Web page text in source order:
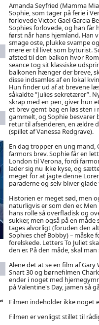
Amanda Seyfried (Mamma
Sophie, som tager på ferie i
forlovede Victor. Gael Garcia
Sophies forlovede, og han
først når hans hjemland. Han
smage oste, plukke svampe
mere er til livet som byturist.
afsted til den balkon hvor
seance tog sit klassiske
balkonen hænger der breve,
disse indsamles af en lokal
Hun finder ud af at brevene
såkaldte ”Julies sekretærer”.
skrap med en pen, giver hun
et brev gemt bag en løs sten i
gammelt, og Sophie besvarer
retur til afsenderen, en ældre
(spillet af Vanessa Redgrave).
En dag tropper en ung mand,
farmors brev. Sophie får en
London til Verona, fordi
lader sig nu ikke kyse, og
meget for at jagte denne
paraderne og selv bliver
Historien er meget sød, men
naturligvis er som den er.
hans rolle så overfladisk og
sukker, men også på en
tages alvorligt (foruden den
Sophies chef Bobby) –
forelskede. Letters To Juliet
den er. På den måde, skal
Alene det at se en film af
Snart 30 og børnefilmen
ender i noget med
på Valentine's Day, jamen så
Filmen indeholder ikke noget
Filmen er venligst stillet til